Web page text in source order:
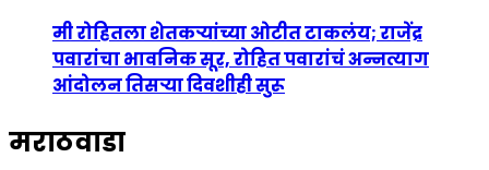
मी रोहितला शेतकऱ्यांच्या ओटीत टाकलंय; राजेंद्र
पवारांचा भावनिक सूर, रोहित पवारांचं अन्नत्याग
आंदोलन तिसऱ्या दिवशीही सुरू
मराठवाडा